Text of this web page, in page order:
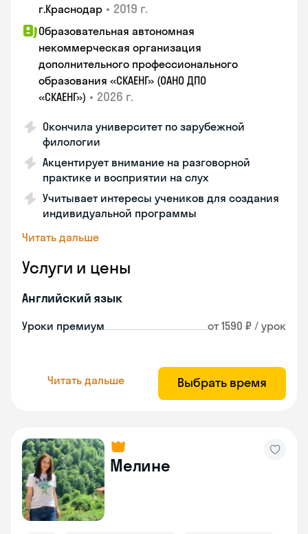
г.Краснодар • 2019 г.
Образовательная автономная
некоммерческая организация
дополнительного профессионального
образования «СКАЕНГ» (ОАНО ДПО
«СКАЕНГ») • 2026 г.
Окончила университет по зарубежной
филологии
Акцентирует внимание на разговорной
практике и восприятии на слух
Учитывает интересы учеников для создания
индивидуальной программы
Читать дальше
Услуги и цены
Английский язык
Уроки премиум от 1590 ₽ / урок
Читать дальше Выбрать время
Мелине